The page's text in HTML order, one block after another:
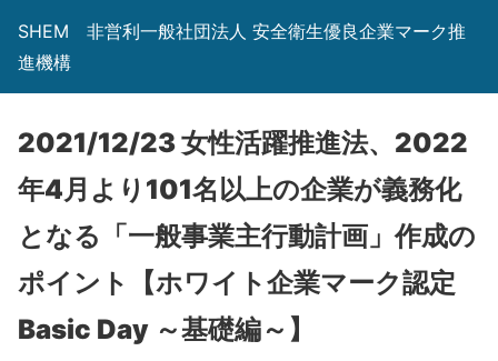
SHEM 非営利一般社団法人 安全衛生優良企業マーク推
進機構
2021/12/23 女性活躍推進法、2022
年4月より101名以上の企業が義務化
となる「一般事業主行動計画」作成の
ポイント【ホワイト企業マーク認定
Basic Day ～基礎編～】